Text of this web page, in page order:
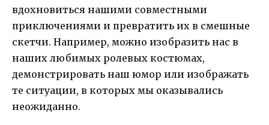
вдохновиться нашими совместными
приключениями и превратить их в смешные
скетчи. Например, можно изобразить нас в
наших любимых ролевых костюмах,
демонстрировать наш юмор или изображать
те ситуации, в которых мы оказывались
неожиданно.